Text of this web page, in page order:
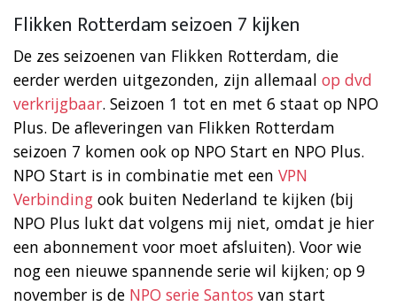
Flikken Rotterdam seizoen 7 kijken
De zes seizoenen van Flikken Rotterdam, die
eerder werden uitgezonden, zijn allemaal op dvd
verkrijgbaar. Seizoen 1 tot en met 6 staat op NPO
Plus. De afleveringen van Flikken Rotterdam
seizoen 7 komen ook op NPO Start en NPO Plus.
NPO Start is in combinatie met een VPN
Verbinding ook buiten Nederland te kijken (bij
NPO Plus lukt dat volgens mij niet, omdat je hier
een abonnement voor moet afsluiten). Voor wie
nog een nieuwe spannende serie wil kijken; op 9
november is de NPO serie Santos van start